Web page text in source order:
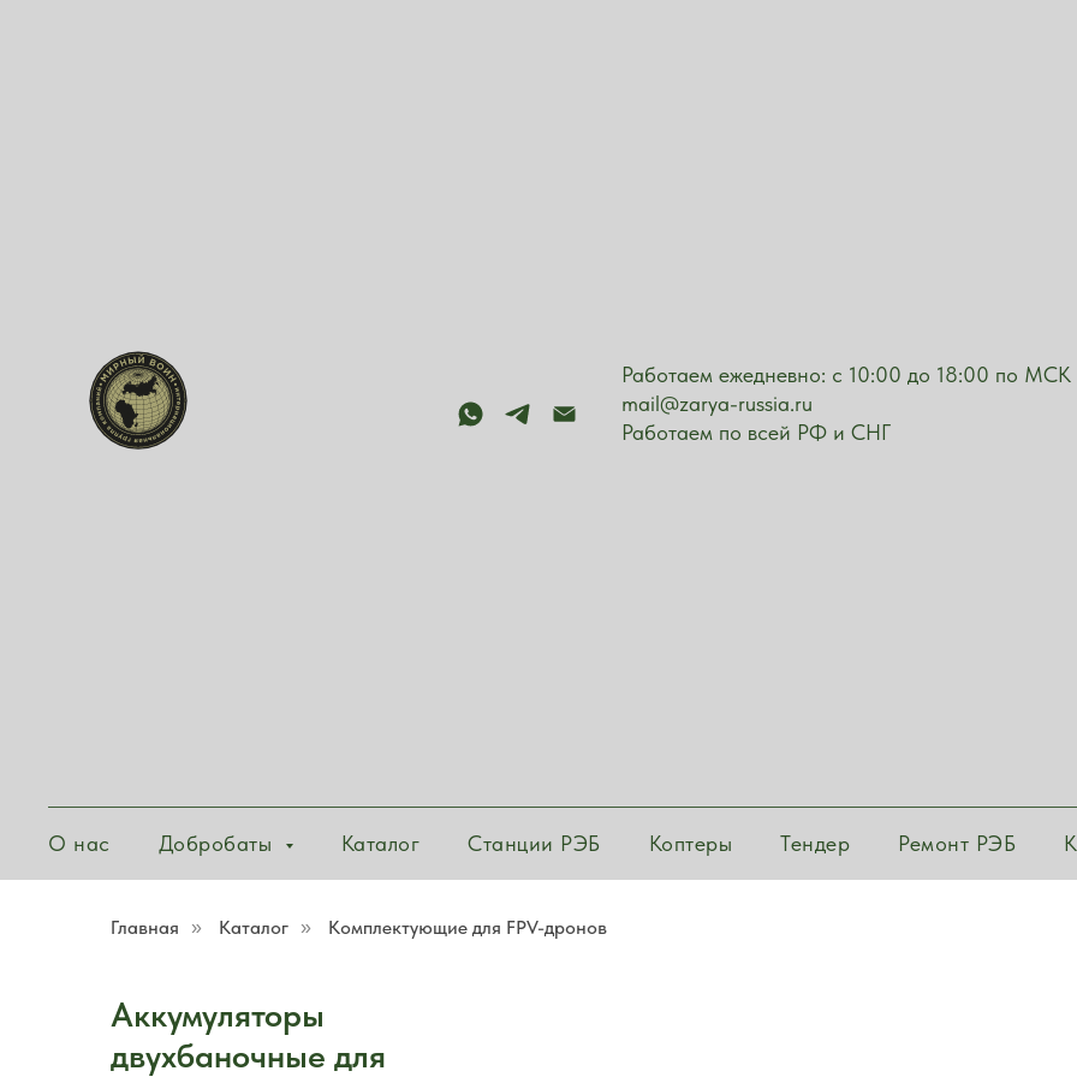
Работаем ежедневно: с 10:00 до 18:00 по МСК
mail@zarya-russia.ru
Работаем по всей РФ и СНГ
О нас Добробаты Каталог Станции РЭБ Коптеры Тендер Ремонт РЭБ
Главная » Каталог » Комплектующие для FPV-дронов
Аккумуляторы
двухбаночные для